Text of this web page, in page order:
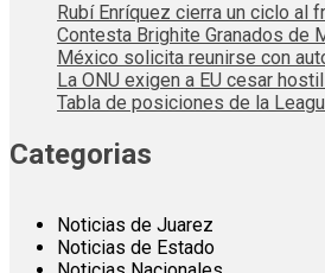
Rubí Enríquez cierra un ciclo al
Contesta Brighite Granados de
México solicita reunirse con
La ONU exigen a EU cesar
Tabla de posiciones de la
Categorias
Noticias de Juarez
Noticias de Estado